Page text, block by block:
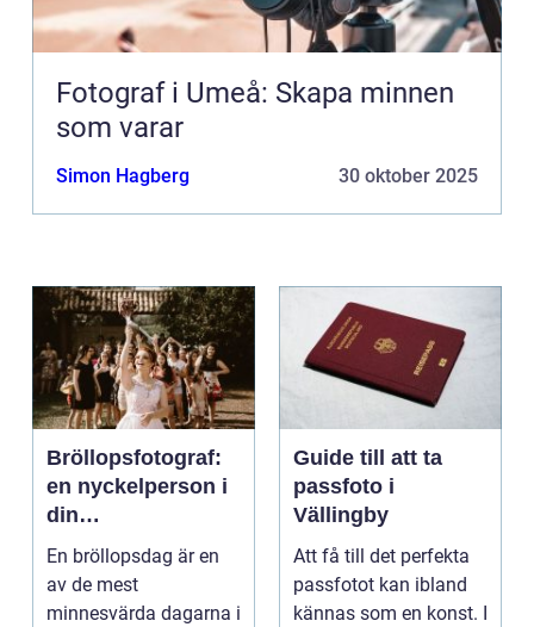
Fotograf i Umeå: Skapa minnen
som varar
Simon Hagberg 30 oktober 2025
Bröllopsfotograf:
en nyckelperson i
din
bröllopsberättelse
En bröllopsdag är en
av de mest
minnesvärda dagarna i
Guide till att ta
passfoto i
Vällingby
Att få till det perfekta
passfotot kan ibland
kännas som en konst. I